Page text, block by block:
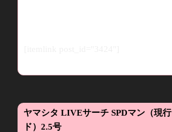
ヤマシタ LIVEサーチ SPDマン（現行
ド） 2.5号